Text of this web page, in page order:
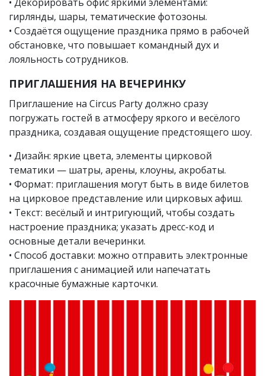
• Декорировать офис яркими элементами:
гирлянды, шары, тематические фотозоны.
• Создаётся ощущение праздника прямо в рабочей
обстановке, что повышает командный дух и
лояльность сотрудников.
ПРИГЛАШЕНИЯ НА ВЕЧЕРИНКУ
Приглашение на Circus Party должно сразу
погружать гостей в атмосферу яркого и весёлого
праздника, создавая ощущение предстоящего шоу.
• Дизайн: яркие цвета, элементы цирковой
тематики — шатры, арены, клоуны, акробаты.
• Формат: приглашения могут быть в виде билетов
на цирковое представление или цирковых афиш.
• Текст: весёлый и интригующий, чтобы создать
настроение праздника; указать дресс-код и
основные детали вечеринки.
• Способ доставки: можно отправить электронные
приглашения с анимацией или напечатать
красочные бумажные карточки.